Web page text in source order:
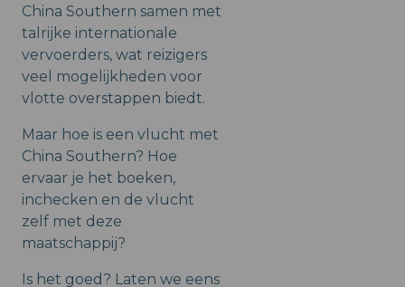
China Southern samen met
talrijke internationale
vervoerders, wat reizigers
veel mogelijkheden voor
vlotte overstappen biedt.
Maar hoe is een vlucht met
China Southern? Hoe
ervaar je het boeken,
inchecken en de vlucht
zelf met deze
maatschappij?
Is het goed? Laten we eens